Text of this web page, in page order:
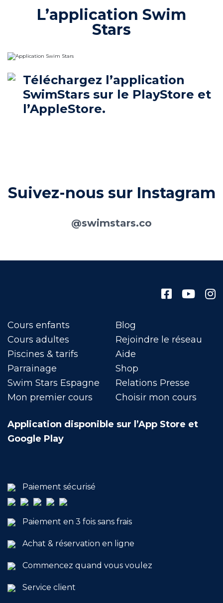
L’application Swim
Stars
Téléchargez l’application
SwimStars sur le PlayStore et
l’AppleStore.
Suivez-nous sur Instagram
@swimstars.co
Cours enfants
Cours adultes
Piscines & tarifs
Parrainage
Swim Stars Espagne
Mon premier cours
Blog
Rejoindre le réseau
Aide
Shop
Relations Presse
Choisir mon cours
Application disponible sur l’App Store et
Google Play
Paiement sécurisé
Paiement en 3 fois sans frais
Achat & réservation en ligne
Commencez quand vous voulez
Service client